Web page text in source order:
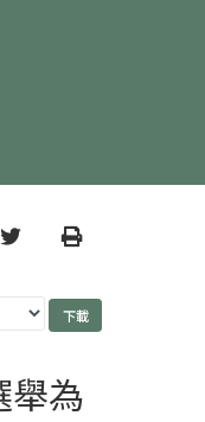
TwitterPrint
舉為